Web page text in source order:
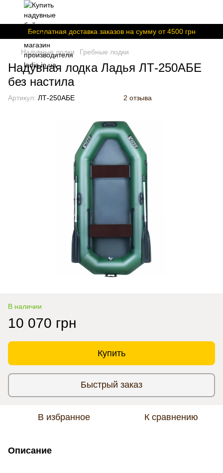
Бесплатная доставка заказов на сумму от 4500 грн
Надувные лодки Гребные лодки
Надувная лодка Ладья ЛТ-250АБЕ
без настила
Артикул: ЛТ-250АБЕ 2 отзыва
В наличии
10 070 грн
Купить
Быстрый заказ
В избранное К сравнению
Описание